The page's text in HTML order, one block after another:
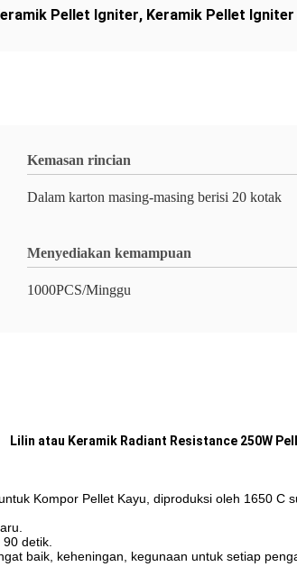
Pellet Igniter, Keramik Pellet
Kemasan rincian
Dalam karton masing-masing berisi 20 kotak
Menyediakan kemampuan
1000PCS/Minggu
Lilin atau Keramik Radiant Resistance 250W
Kompor Pellet Kayu, diproduksi oleh 1650
detik.
baik, keheningan, kegunaan untuk setiap